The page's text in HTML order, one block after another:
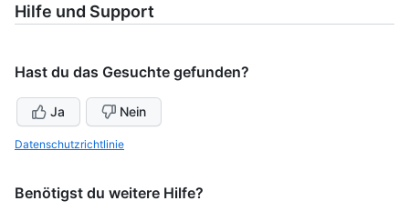
Hilfe und Support
Hast du das Gesuchte gefunden?
Ja Nein
Datenschutzrichtlinie
Benötigst du weitere Hilfe?